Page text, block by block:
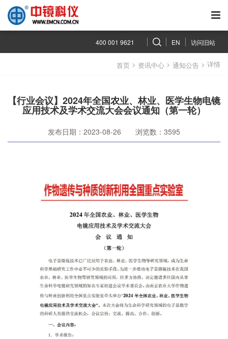
400 001 9621 EN 访问旧站
首页 > 资讯中心 > 通知公告 > 详情
【行业会议】2024年全国农业、林业、医学生物电镜
应用技术及学术交流大会会议通知（第一轮）
发布日期：2023-08-26 浏览数：3595